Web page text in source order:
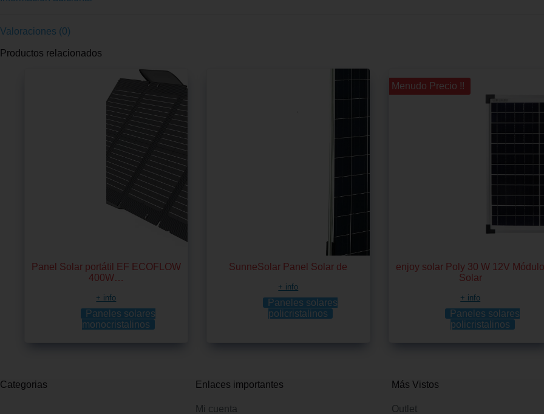
Valoraciones (0)
Productos relacionados
Panel Solar portátil EF ECOFLOW
400W…
+ info
Paneles solares
monocristalinos
SunneSolar Panel Solar de
+ info
Paneles solares
policristalinos
¡¡ Menudo Precio !!
enjoy solar Poly 30 W 12V
Solar
+ info
Paneles solares
policristalinos
Categorias Enlaces importantes
Mi cuenta
Más Vistos
Outlet